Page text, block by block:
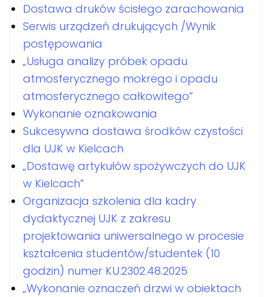
Dostawa druków ścisłego zarachowania
Serwis urządzeń drukujących /Wynik
postępowania
„Usługa analizy próbek opadu
atmosferycznego mokrego i opadu
atmosferycznego całkowitego”
Wykonanie oznakowania
Sukcesywna dostawa środków czystości
dla UJK w Kielcach
„Dostawę artykułów spożywczych do UJK
w Kielcach”
Organizacja szkolenia dla kadry
dydaktycznej UJK z zakresu
projektowania uniwersalnego w procesie
kształcenia studentów/studentek (10
godzin) numer KU.2302.48.2025
„Wykonanie oznaczeń drzwi w obiektach